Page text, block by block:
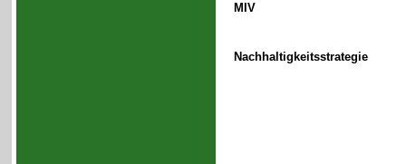
MIV
Nachhaltigkeitsstrategie